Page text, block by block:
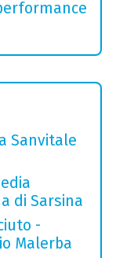
Sanvitale
di Sarsina
-
Malerba